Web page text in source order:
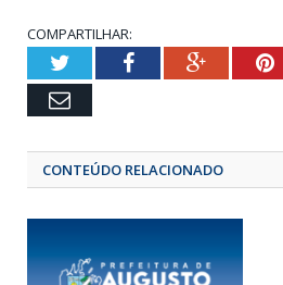
COMPARTILHAR:
TwitterFacebook
Email
CONTEÚDO RELACIONADO